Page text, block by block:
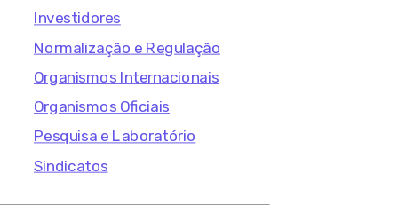
Investidores
Normalização e Regulação
Organismos Internacionais
Organismos Oficiais
Pesquisa e Laboratório
Sindicatos